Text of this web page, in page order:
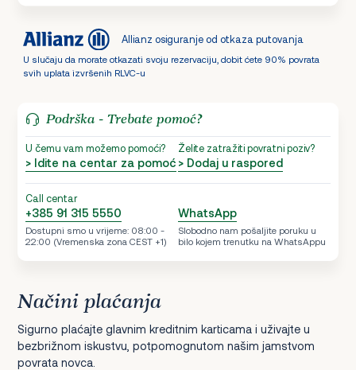
Allianz osiguranje od otkaza putovanja
U slučaju da morate otkazati svoju rezervaciju, dobit ćete 90% povrata
svih uplata izvršenih RLVC-u
Podrška - Trebate pomoć?
U čemu vam možemo pomoći?
> Idite na centar za pomoć
Želite zatražiti povratni poziv?
> Dodaj u raspored
Call centar
+385 91 315 5550
Dostupni smo u vrijeme: 08:00 -
22:00 (Vremenska zona CEST +1)
WhatsApp
Slobodno nam pošaljite poruku u
bilo kojem trenutku na WhatsAppu
Načini plaćanja
Sigurno plaćajte glavnim kreditnim karticama i uživajte u
bezbrižnom iskustvu, potpomognutom našim jamstvom
povrata novca.